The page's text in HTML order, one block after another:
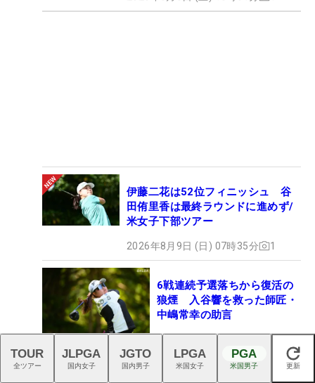
伊藤二花は52位フィニッシュ 谷
田侑里香は最終ラウンドに進めず/
米女子下部ツアー
2026年8月9日 (日) 07時35分 1
6戦連続予選落ちから復活の
狼煙 入谷響を救った師匠・
中嶋常幸の助言
2026年8月8日 (土) 07時45分
19
閉じる
TOUR
全ツアー
JLPGA
国内女子
JGTO
国内男子
LPGA
米国女子
PGA
米国男子 更新